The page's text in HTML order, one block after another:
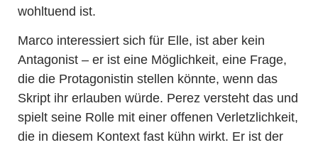
wohltuend ist.
Marco interessiert sich für Elle, ist aber kein
Antagonist – er ist eine Möglichkeit, eine Frage,
die die Protagonistin stellen könnte, wenn das
Skript ihr erlauben würde. Perez versteht das und
spielt seine Rolle mit einer offenen Verletzlichkeit,
die in diesem Kontext fast kühn wirkt. Er ist der